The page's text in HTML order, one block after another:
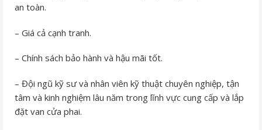
an toàn.
– Giá cả cạnh tranh.
– Chính sách bảo hành và hậu mãi tốt.
– Đội ngũ kỹ sư và nhân viên kỹ thuật chuyên nghiệp, tận
tâm và kinh nghiệm lâu năm trong lĩnh vực cung cấp và lắp
đặt van cửa phai.